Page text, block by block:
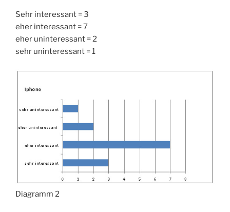
Sehr interessant = 3
eher interessant = 7
eher uninteressant = 2
sehr uninteressant = 1
Diagramm 2